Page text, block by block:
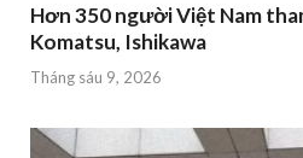
Hơn 350 người Việt Nam
Komatsu, Ishikawa
Tháng sáu 9, 2026